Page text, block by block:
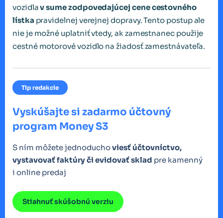
vozidlav sume zodpovedajúcej cenecestovného
lístka pravidelnej verejnej dopravy. Tento postup ale
nie je možné uplatniť vtedy, ak zamestnanec použije
cestné motorové vozidlo na žiadosť zamestnávateľa.
Tip redakcie
Vyskúšajte si zadarmo účtovný
program Money S3
S ním môžete jednoduchoviesť účtovníctvo,
vystavovať faktúry či evidovať sklad pre kamenný
i online predaj
Stiahnuť skúšobnú verziu